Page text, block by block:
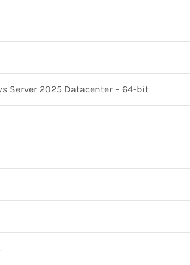
Server 2025 Datacenter – 64-bit